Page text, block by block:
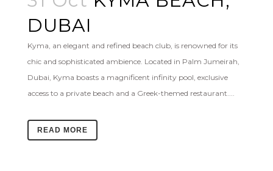
DUBAI
Kyma, an elegant and refined beach club, is renowned for its
chic and sophisticated ambience. Located in Palm Jumeirah,
Dubai, Kyma boasts a magnificent infinity pool, exclusive
access to a private beach and a Greek-themed restaurant....
READ MORE